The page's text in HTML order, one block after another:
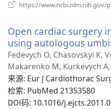
https://www.ncbi.nlm.nih.gov/
Open cardiac surgery
using autologous
Fedevych O, Chasovskyi K,
Makarenko M, Kurkevych
来源‎: Eur J Cardiothorac
检索‎: PubMed 21353580
DOI码‎: 10.1016/